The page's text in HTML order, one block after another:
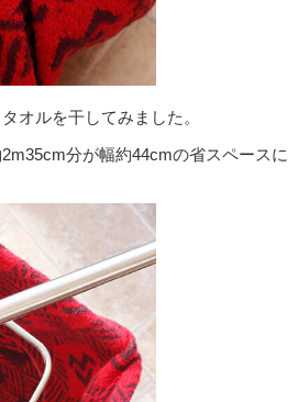
オルを干してみました。
分が幅約44cmの省スペースに